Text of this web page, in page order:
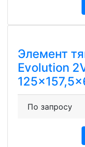
Элемент
Evolution
По запросу